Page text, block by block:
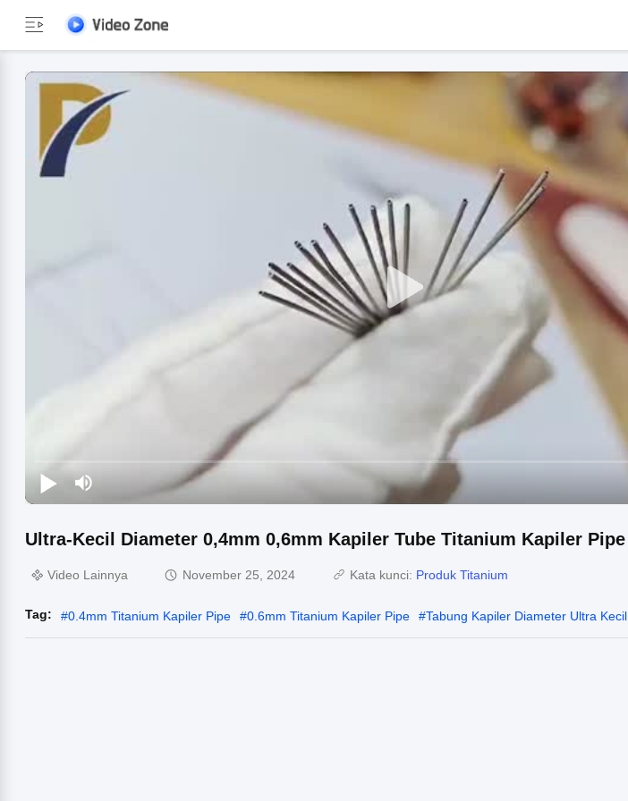
Ultra-Kecil Diameter 0,4mm 0,6mm Kapiler Tube Titanium Kapiler Pipe
Video Lainnya November 25, 2024 Kata kunci: Produk Titanium
Tag: #0.4mm Titanium Kapiler Pipe #0.6mm Titanium Kapiler Pipe #Tabung Kapiler Diameter Ultra Kecil